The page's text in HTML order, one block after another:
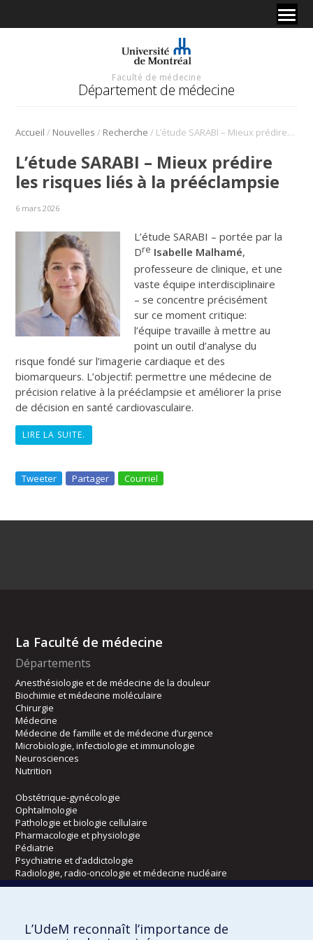
Faculté de médecine
Département de médecine
Accueil / Nouvelles / Recherche / L’étude SARABI – Mieux prédire les risques liés à la prééclampsie
L’étude SARABI – Mieux prédire
les risques liés à la prééclampsie
6 mars 2026
L’étude SARABI – portée par la
Dre Isabelle Malhamé,
professeure de clinique, et une
vaste équipe interdisciplinaire
– se concentre précisément
sur ce moment critique:
l’équipe travaille à mettre au
point un outil d’analyse du
risque fondé sur l’imagerie cardiaque et des
biomarqueurs. L’objectif: permettre une médecine de
précision relative à la prééclampsie et améliorer la prise
de décision en santé cardiovasculaire.
LIRE LA SUITE.
Tweeter Partager Courriel
La Faculté de médecine
Départements
Anesthésiologie et de médecine de la douleur
Biochimie et médecine moléculaire
Chirurgie
Médecine
Médecine de famille et de médecine d’urgence
Microbiologie, infectiologie et immunologie
Neurosciences
Nutrition
Obstétrique-gynécologie
Ophtalmologie
Pathologie et biologie cellulaire
Pharmacologie et physiologie
Pédiatrie
Psychiatrie et d’addictologie
Radiologie, radio-oncologie et médecine nucléaire
L’UdeM reconnaît l’importance de